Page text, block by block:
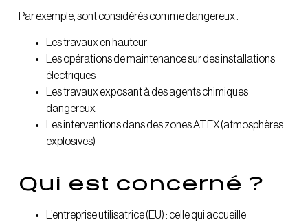
Par exemple, sont considérés comme dangereux :
Les travaux en hauteur
Les opérations de maintenance sur des installations
électriques
Les travaux exposant à des agents chimiques
dangereux
Les interventions dans des zones ATEX (atmosphères
explosives)
Qui est concerné ?
L’entreprise utilisatrice (EU) : celle qui accueille